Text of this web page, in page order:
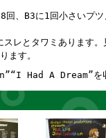
に1回小さいプツノ
とタワミあります。
ます。
Had A Dream”を